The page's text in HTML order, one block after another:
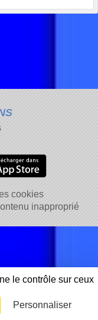
cookies
inapproprié
Connexion
le contrôle sur ceux
Personnaliser